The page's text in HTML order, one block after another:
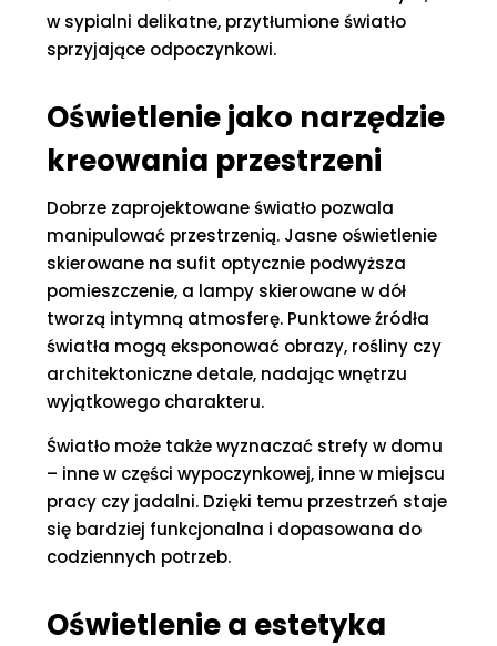
w sypialni delikatne, przytłumione światło
sprzyjające odpoczynkowi.
Oświetlenie jako narzędzie
kreowania przestrzeni
Dobrze zaprojektowane światło pozwala
manipulować przestrzenią. Jasne oświetlenie
skierowane na sufit optycznie podwyższa
pomieszczenie, a lampy skierowane w dół
tworzą intymną atmosferę. Punktowe źródła
światła mogą eksponować obrazy, rośliny czy
architektoniczne detale, nadając wnętrzu
wyjątkowego charakteru.
Światło może także wyznaczać strefy w domu
– inne w części wypoczynkowej, inne w miejscu
pracy czy jadalni. Dzięki temu przestrzeń staje
się bardziej funkcjonalna i dopasowana do
codziennych potrzeb.
Oświetlenie a estetyka